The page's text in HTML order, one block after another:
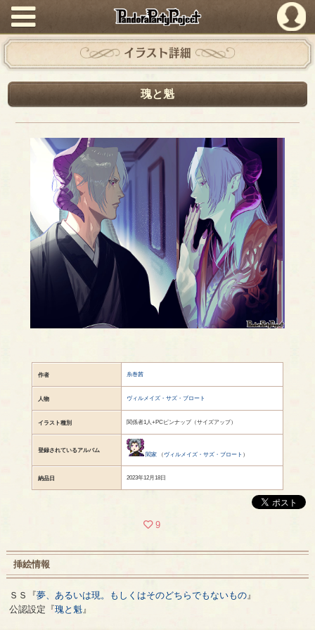
PandoraPartyProject
イラスト詳細
瑰と魁
作者 糸巻茜
人物 ヴィルメイズ・サズ・ブロート
イラスト種別 関係者1人+PCピンナップ（サイズアップ）
登録されているアルバム
閻家（ ヴィルメイズ・サズ・ブロート ）
納品日 2023年12月18日
9
挿絵情報
ＳＳ『夢、あるいは現。もしくはそのどちらでもないもの 』
公認設定『瑰と魁 』